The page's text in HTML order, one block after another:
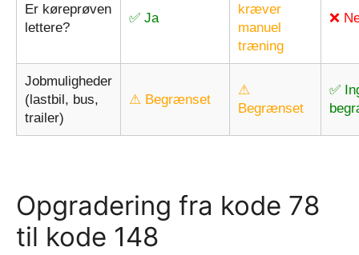
Er køreprøven
lettere?
✅ Ja
kræver
manuel
træning
❌
Jobmuligheder
(lastbil, bus,
trailer)
⚠ Begrænset
⚠
Begrænset
✅
Opgradering fra kode 78
til kode 148